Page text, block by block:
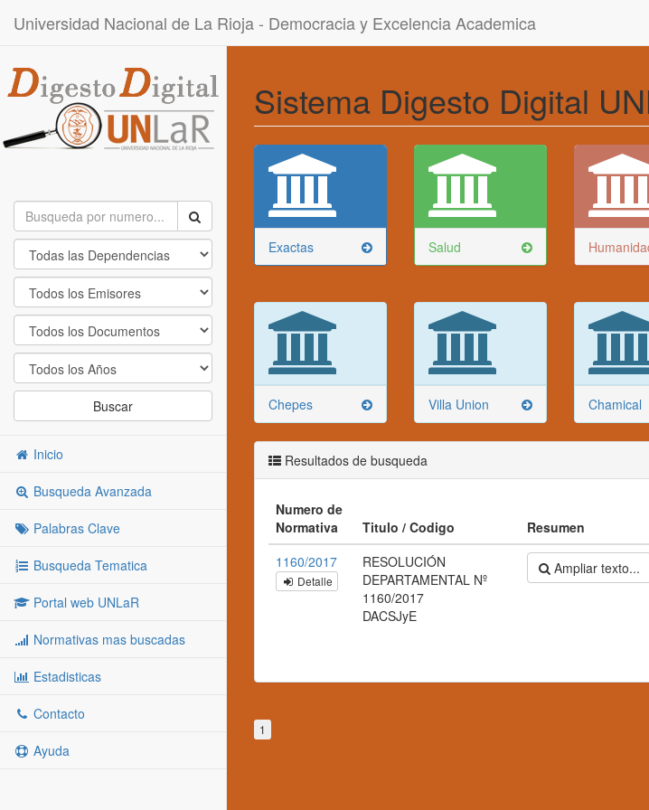
Universidad Nacional de La Rioja - Democracia y Excelencia Academica
Buscar
Inicio
Busqueda Avanzada
Palabras Clave
Busqueda Tematica
Portal web UNLaR
Normativas mas buscadas
Estadisticas
Contacto
Ayuda
Sistema Digesto Digital
Exactas Salud
Chepes Villa Union Chamical
Resultados de busqueda
Numero de
Normativa
Titulo / Codigo Resumen
1160/2017
Detalle
RESOLUCIÓN
DEPARTAMENTAL Nº
1160/2017
DACSJyE
Ampliar texto...
1